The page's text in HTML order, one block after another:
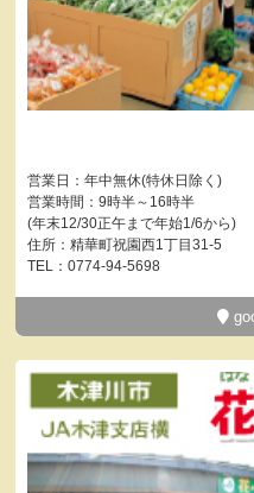
営業日：年中無休(特休日除く)
営業時間：9時半～16時半
(年末12/30正午まで年始1/6から)
住所：精華町祝園西1丁目31-5
TEL：0774-94-5698